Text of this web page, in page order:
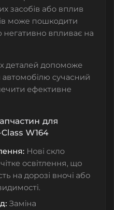
засобів або вплив
може пошкодити
впливає на
деталей допоможе
автомобілю сучасний
ефективне
для
W164
Нові скло
освітлення, що
на дорозі вночі або
Заміна